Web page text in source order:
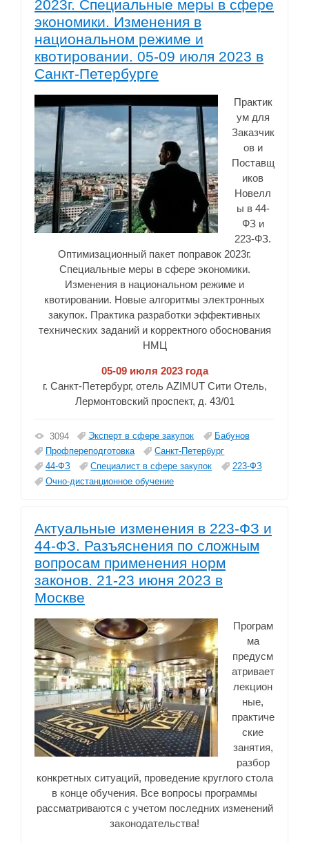
2023г. Специальные меры в сфере
экономики. Изменения в
национальном режиме и
квотировании. 05-09 июля 2023 в
Санкт-Петербурге
Практик
ум для
Заказчик
ов и
Поставщ
иков
Новелл
ы в 44-
ФЗ и
223-ФЗ.
Оптимизационный пакет поправок 2023г.
Специальные меры в сфере экономики.
Изменения в национальном режиме и
квотировании. Новые алгоритмы электронных
закупок. Практика разработки эффективных
технических заданий и корректного обоснования
НМЦ
05-09 июля 2023 года
г. Санкт-Петербург, отель AZIMUT Сити Отель,
Лермонтовский проспект, д. 43/01
3094 Эксперт в сфере закупок
Бабунов
Профпереподготовка
Санкт-Петербург
44-ФЗ
Специалист в сфере закупок
223-ФЗ
Очно-дистанционное обучение
Актуальные изменения в 223-ФЗ и
44-ФЗ. Разъяснения по сложным
вопросам применения норм
законов. 21-23 июня 2023 в
Москве
Програм
ма
предусм
атривает
лекцион
ные,
практиче
ские
занятия,
разбор
конкретных ситуаций, проведение круглого стола
в конце обучения. Все вопросы программы
рассматриваются с учетом последних изменений
законодательства!